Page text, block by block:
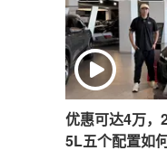
优惠可达4万，
5L五个配置如